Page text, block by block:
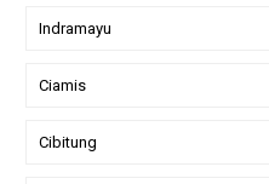
Indramayu
Ciamis
Cibitung